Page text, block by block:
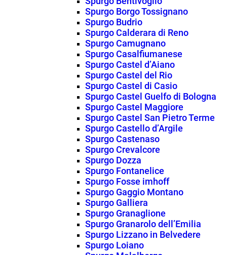
Spurgo Borgo Tossignano
Spurgo Budrio
Spurgo Calderara di Reno
Spurgo Camugnano
Spurgo Casalfiumanese
Spurgo Castel d’Aiano
Spurgo Castel del Rio
Spurgo Castel di Casio
Spurgo Castel Guelfo di Bologna
Spurgo Castel Maggiore
Spurgo Castel San Pietro Terme
Spurgo Castello d’Argile
Spurgo Castenaso
Spurgo Crevalcore
Spurgo Dozza
Spurgo Fontanelice
Spurgo Fosse imhoff
Spurgo Gaggio Montano
Spurgo Galliera
Spurgo Granaglione
Spurgo Granarolo dell’Emilia
Spurgo Lizzano in Belvedere
Spurgo Loiano